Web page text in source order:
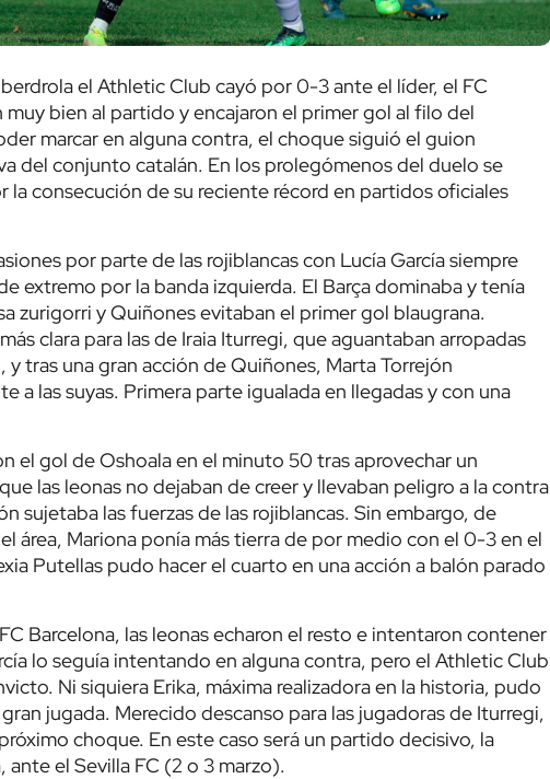
el Athletic Club cayó por 0-3 ante el líder, el FC
muy bien al partido y encajaron el primer gol al filo del
marcar en alguna contra, el choque siguió el guion
del conjunto catalán. En los prolegómenos del duelo se
la consecución de su reciente récord en partidos oficiales
por parte de las rojiblancas con Lucía García siempre
extremo por la banda izquierda. El Barça dominaba y tenía
zurigorri y Quiñones evitaban el primer gol blaugrana.
clara para las de Iraia Iturregi, que aguantaban arropadas
y tras una gran acción de Quiñones, Marta Torrejón
a las suyas. Primera parte igualada en llegadas y con una
el gol de Oshoala en el minuto 50 tras aprovechar un
las leonas no dejaban de creer y llevaban peligro a la contra
sujetaba las fuerzas de las rojiblancas. Sin embargo, de
área, Mariona ponía más tierra de por medio con el 0-3 en el
Putellas pudo hacer el cuarto en una acción a balón parado
Barcelona, las leonas echaron el resto e intentaron contener
lo seguía intentando en alguna contra, pero el Athletic Club
Ni siquiera Erika, máxima realizadora en la historia, pudo
jugada. Merecido descanso para las jugadoras de Iturregi,
choque. En este caso será un partido decisivo, la
el Sevilla FC (2 o 3 marzo).